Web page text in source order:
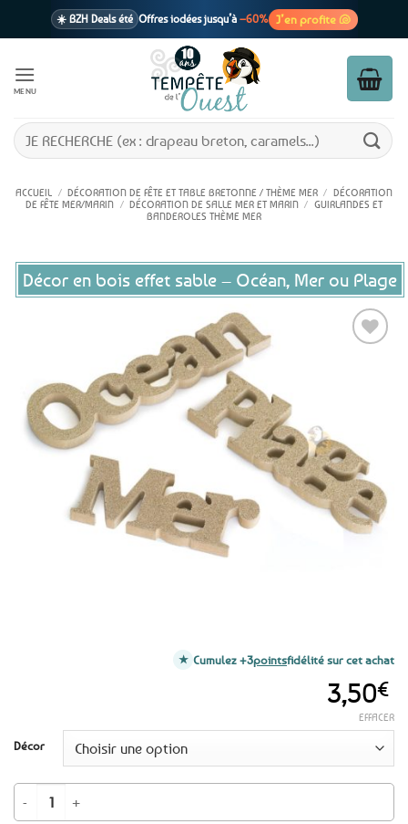
☀️ BZH Deals été Offres iodées jusqu’à –60% J’en profite 🐚
1 cadeau offertdès 39€ d’achats
En point relais dès 3,95€ seulement
MENU
Recherche
pour :
ACCUEIL / DÉCORATION DE FÊTE ET TABLE BRETONNE / THÈME MER / DÉCORATION
DE FÊTE MER/MARIN / DÉCORATION DE SALLE MER ET MARIN / GUIRLANDES ET
BANDEROLES THÈME MER
Décor en bois effet sable – Océan, Mer ou Plage
3,50€
Décor
EFFACER
quantité de Décor en bois effet sable - Océan, Mer ou Plage
Cumulez +3pointsfidélité sur cet achat